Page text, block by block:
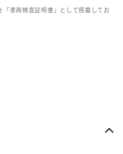
車両検査証明書」として搭載してお